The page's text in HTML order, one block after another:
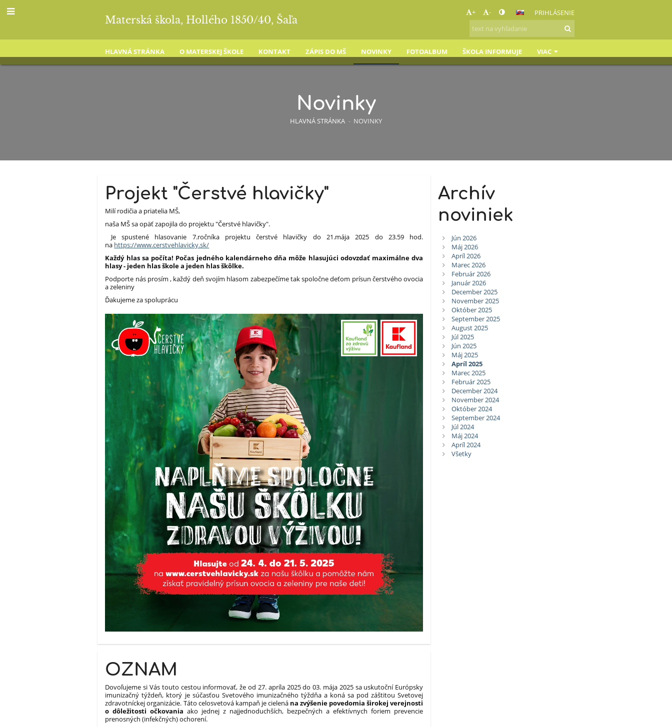
Materská škola, Hollého 1850/40, Šaľa
+ - PRIHLÁSENIE
HLAVNÁ STRÁNKA O MATERSKEJ ŠKOLE KONTAKT ZÁPIS DO MŠ NOVINKY FOTOALBUM ŠKOLA INFORMUJE VIAC
Novinky
HLAVNÁ STRÁNKA - NOVINKY
Novinky
Projekt "Čerstvé hlavičky"
Milí rodičia a priatelia MŠ,
naša MŠ sa opäť zapojila do projektu "Čerstvé hlavičky".
Je spustené hlasovanie 7.ročníka projektu čerstvé hlavičky do 21.mája 2025 do 23.59 hod.
na https://www.cerstvehlavicky.sk/
Každý hlas sa počíta! Počas jedného kalendárneho dňa môže hlasujúci odovzdať maximálne dva
hlasy - jeden hlas škole a jeden hlas škôlke.
Podporte nás prosím , každý deň svojím hlasom zabezpečíme tak spoločne deťom prísun čerstvého ovocia
a zeleniny
Ďakujeme za spoluprácu
OZNAM
Dovoľujeme si Vás touto cestou informovať, že od 27. apríla 2025 do 03. mája 2025 sa uskutoční Európsky
imunizačný týždeň, ktorý je súčasťou Svetového imunizačného týždňa a koná sa pod záštitou Svetovej
zdravotníckej organizácie. Táto celosvetová kampaň je cielená na zvýšenie povedomia širokej verejnosti
o dôležitosti očkovania ako jednej z najjednoduchších, bezpečných a efektívnych foriem prevencie
prenosných (infekčných) ochorení.
Archív
noviniek
Jún 2026
Máj 2026
Apríl 2026
Marec 2026
Február 2026
Január 2026
December 2025
November 2025
Október 2025
September 2025
August 2025
Júl 2025
Jún 2025
Máj 2025
Apríl 2025
Marec 2025
Február 2025
December 2024
November 2024
Október 2024
September 2024
Júl 2024
Máj 2024
Apríl 2024
Všetky